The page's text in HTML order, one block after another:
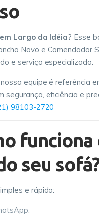
Largo da Idéia? Esse
Novo e Comendador
e serviço especializado.
equipe é referência
segurança, eficiência e
98103-2720
seu sofá?
e rápido: